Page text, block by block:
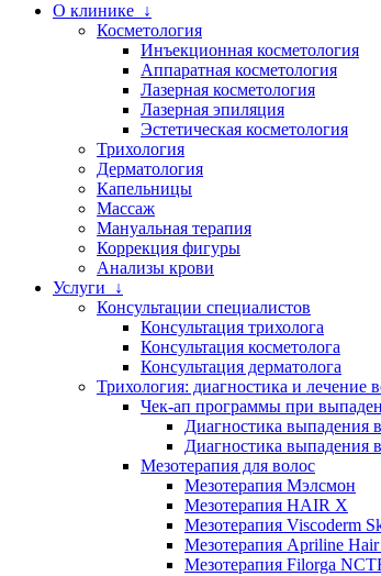
О клинике ↓
Косметология
Инъекционная косметология
Аппаратная косметология
Лазерная косметология
Лазерная эпиляция
Эстетическая косметология
Трихология
Дерматология
Капельницы
Массаж
Мануальная терапия
Коррекция фигуры
Анализы крови
Услуги ↓
Консультации специалистов
Консультация трихолога
Консультация косметолога
Консультация дерматолога
Трихология: диагностика и лечение
Чек-ап программы при
Диагностика выпадения
Диагностика выпадения
Мезотерапия для волос
Мезотерапия Мэлсмон
Мезотерапия HAIR X
Мезотерапия Viscoderm
Мезотерапия Apriline
Мезотерапия Filorga